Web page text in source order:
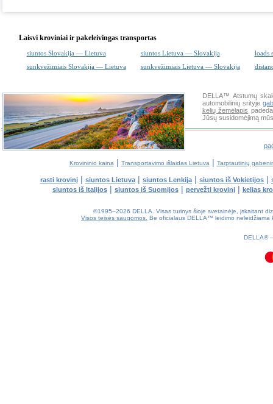
Laisvi kroviniai ir pakeleivingas transportas
siuntos Slovakija — Lietuva siuntos Lietuva — Slovakija
loads
sunkvežimiais Slovakija — Lietuva
sunkvežimiais Lietuva — Slovakija
DELLA™ Atstumų
automobilinių srityje
kelių žemėlapis
Jūsų susidomėjimą
Krovininio kaina | Transportavimo išlaidas Lietuva | Tarptautinių
rasti krovinį | siuntos Lietuva | siuntos Lenkija | siuntos iš Vokietijos |
siuntos iš Italijos| siuntos iš Suomijos| pervežti krovinį| kelias
©1995–2026 DELLA. Visas turinys šioje svetainėje, įskaitant
Visos teisės saugomos. Be oficialaus DELLA™ leidimo neleidžiama
DELLA®